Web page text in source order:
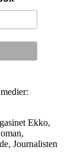
Ekko,
Journalisten